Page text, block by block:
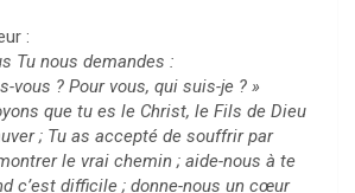
:
Tu nous demandes :
vous ? Pour vous, qui suis-je ? »
que tu es le Christ, le Fils de Dieu
; Tu as accepté de souffrir par
le vrai chemin ; aide-nous à te
c’est difficile ; donne-nous un cœur